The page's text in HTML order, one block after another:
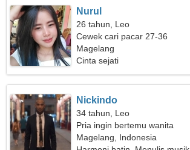
Nurul
26 tahun, Leo
Cewek cari pacar 27-36
Magelang
Cinta sejati
Nickindo
34 tahun, Leo
Pria ingin bertemu wanita
Magelang, Indonesia